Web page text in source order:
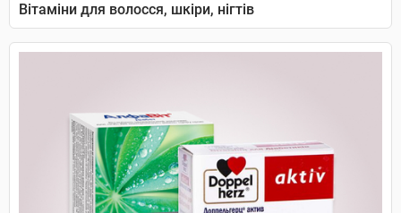
Вітаміни для волосся, шкіри, нігтів